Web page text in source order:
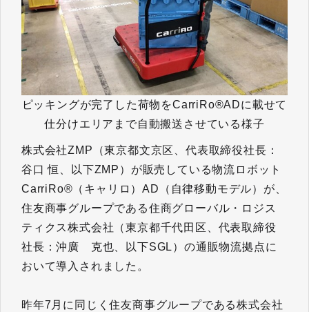
ピッキングが完了した荷物をCarriRo®ADに載せて
仕分けエリアまで自動搬送させている様子
株式会社ZMP（東京都文京区、代表取締役社長：
谷口 恒、以下ZMP）が販売している物流ロボット
CarriRo®（キャリロ）AD（自律移動モデル）が、
住友商事グループである住商グローバル・ロジス
ティクス株式会社（東京都千代田区、代表取締役
社長：沖廣 克也、以下SGL）の通販物流拠点に
おいて導入されました。
昨年7月に同じく住友商事グループである株式会社